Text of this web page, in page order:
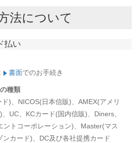
法について
払い
書面でのお手続き
種類
)、NICOS(日本信販)、AMEX(アメリ
UC、KCカード(国内信販)、Diners、
ントコーポレーション)、Master(マス
ンカード)、DC及び各社提携カード